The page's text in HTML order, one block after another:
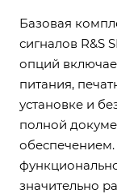
Базовая
сигналов R&S
опций
питания,
установке и
полной
обеспечением.
значительно